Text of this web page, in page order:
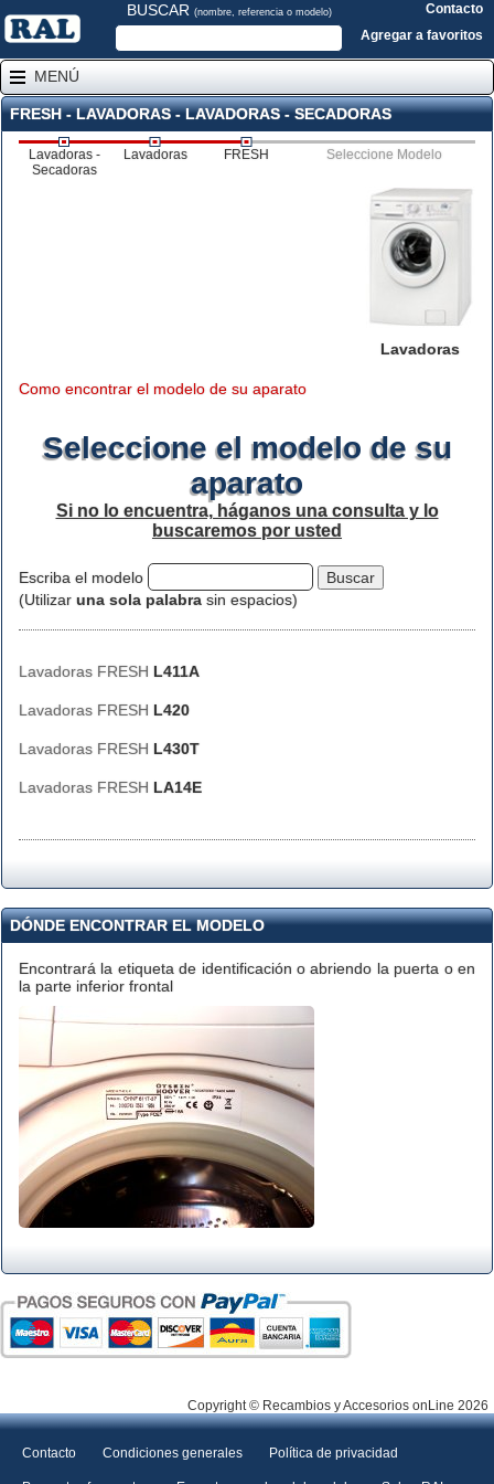
BUSCAR (nombre, referencia o modelo)
Contacto
Agregar a favoritos
MENÚ
FRESH - LAVADORAS - LAVADORAS - SECADORAS
Lavadoras -
Secadoras
Lavadoras FRESH Seleccione Modelo
Lavadoras
Como encontrar el modelo de su aparato
Seleccione el modelo de su
aparato
Si no lo encuentra, háganos una consulta y lo
buscaremos por usted
Escriba el modelo
(Utilizar una sola palabra sin espacios)
Lavadoras FRESH L411A
Lavadoras FRESH L420
Lavadoras FRESH L430T
Lavadoras FRESH LA14E
DÓNDE ENCONTRAR EL MODELO
Encontrará la etiqueta de identificación o abriendo la puerta o en
la parte inferior frontal
Copyright © Recambios y Accesorios onLine 2026
Contacto Condiciones generales Política de privacidad